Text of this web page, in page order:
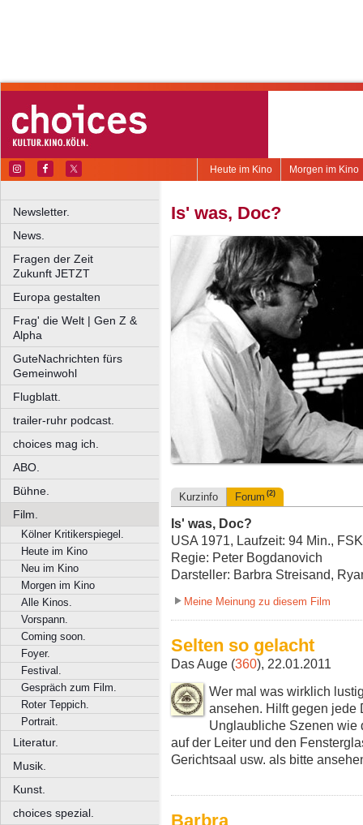
Morgen im Kino
Heute im Kino
Newsletter.
News.
Fragen der Zeit
Zukunft JETZT
Europa gestalten
Frag' die Welt | Gen Z &
Alpha
GuteNachrichten fürs
Gemeinwohl
Flugblatt.
trailer-ruhr podcast.
choices mag ich.
ABO.
Bühne.
Film.
Kölner Kritikerspiegel.
Heute im Kino
Neu im Kino
Morgen im Kino
Alle Kinos.
Vorspann.
Coming soon.
Foyer.
Festival.
Gespräch zum Film.
Roter Teppich.
Portrait.
Literatur.
Musik.
Kunst.
choices spezial.
Is' was, Doc?
Kurzinfo Forum (2)
Is' was, Doc?
USA 1971, Laufzeit: 94 Min.,
Regie: Peter Bogdanovich
Darsteller: Barbra Streisand,
Meine Meinung zu diesem Film
Selten so gelacht
Das Auge (360), 22.01.2011
Wer mal was wirklich
ansehen. Hilft gegen jede
Unglaubliche Szenen wie
auf der Leiter und den
Gerichtsaal usw. als bitte
Barbra